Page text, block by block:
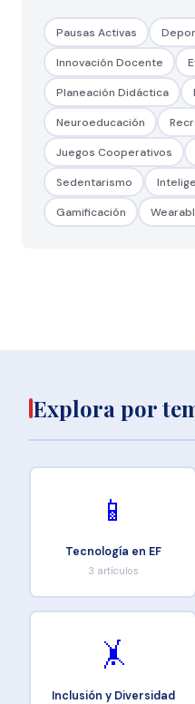
Pausas Activas
Innovación Docente
Planeación Didáctica
Neuroeducación
Juegos Cooperativos
Sedentarismo
Gamificación
Explora por
📱
Tecnología en EF
3 artículos
🤸
Inclusión y Diversidad